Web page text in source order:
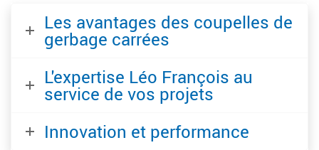
Les avantages des coupelles de
gerbage carrées
L'expertise Léo François au
service de vos projets
Innovation et performance
LF 110